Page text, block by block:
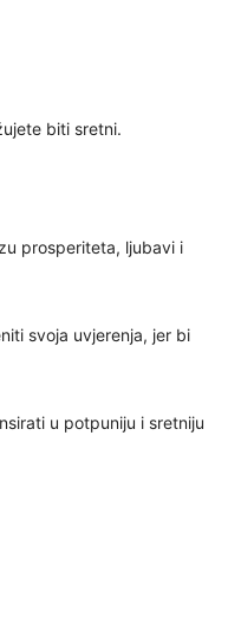
biti sretni.
prosperiteta, ljubavi i
svoja uvjerenja, jer bi
u potpuniju i sretniju